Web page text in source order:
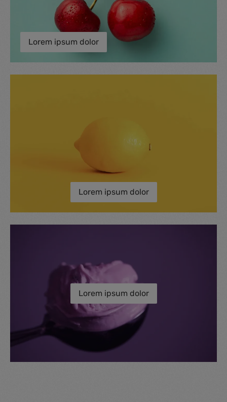
Lorem ipsum dolor
Lorem ipsum dolor
Lorem ipsum dolor